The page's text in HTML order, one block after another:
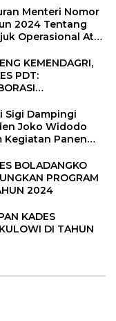
Menteri Nomor
2024 Tentang
Operasional Atas
2025
KEMENDAGRI,
PDT:
DESA
Sigi Dampingi
Joko Widodo
Kegiatan Panen
BOLADANGKO
PROGRAM
2024
KADES
DI TAHUN